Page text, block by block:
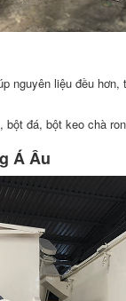
nguyên liệu đều
bột đá, bột keo chà
Á Âu